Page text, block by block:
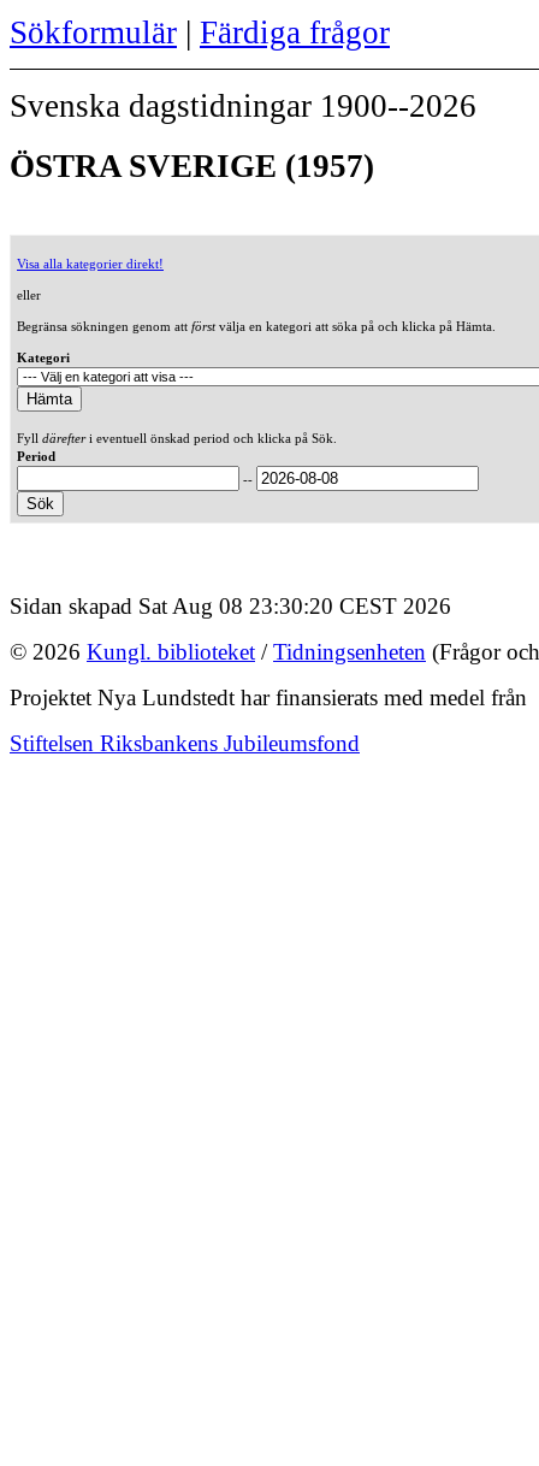
Sökformulär | Färdiga frågor
Svenska dagstidningar 1900--2026
ÖSTRA SVERIGE (1957)
Visa alla kategorier direkt!
eller
Begränsa sökningen genom att förstvälja en kategori att söka på och klicka på Hämta.
Kategori
Fyll därefteri eventuell önskad period och klicka på Sök.
Period
--
Sidan skapad Sat Aug 08 23:30:20 CEST 2026
© 2026 Kungl. biblioteket /Tidningsenheten (Frågor
Projektet Nya Lundstedt har finansierats med medel från
Stiftelsen Riksbankens Jubileumsfond